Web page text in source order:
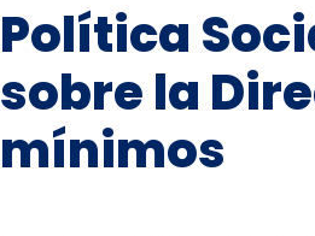
Política
sobre la
mínimos